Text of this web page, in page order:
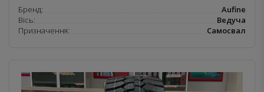
Бренд:
Aufine
Вісь:
Ведуча
Призначення:
Самосвал